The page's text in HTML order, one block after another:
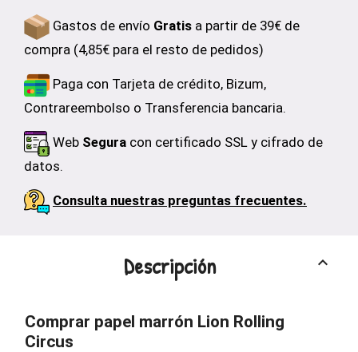
Gastos de envío Gratis a partir de 39€ de
compra (4,85€ para el resto de pedidos)
Paga con Tarjeta de crédito, Bizum,
Contrareembolso o Transferencia bancaria.
Web Segura con certificado SSL y cifrado de
datos.
Consulta nuestras preguntas frecuentes.
Descripción keyboard_arrow_up
Comprar papel marrón Lion Rolling
Circus